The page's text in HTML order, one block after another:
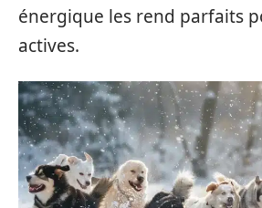
énergique les rend parfaits
actives.